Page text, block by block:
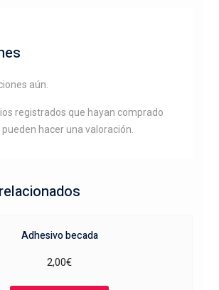
aún.
registrados que hayan comprado
hacer una valoración.
Adhesivo becada
2,00€